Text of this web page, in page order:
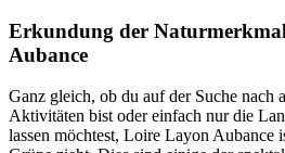
Erkundung der
Aubance
Ganz gleich, ob du auf der Suche nach
Aktivitäten bist oder einfach nur die
lassen möchtest, Loire Layon Aubance